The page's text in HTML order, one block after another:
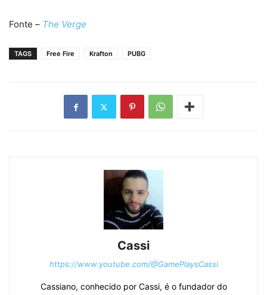
Fonte – The Verge
TAGS Free Fire Krafton PUBG
Cassi
https://www.youtube.com/@GamePlaysCassi
Cassiano, conhecido por Cassi, é o fundador do